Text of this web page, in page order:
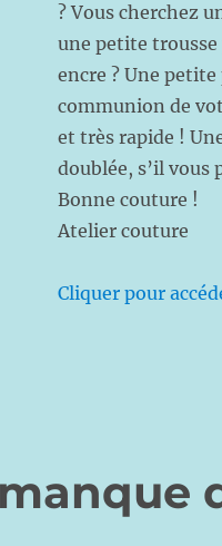
? Vous cherchez
une petite
encre ? Une
communion de
et très rapide !
doublée, s’il vous
Bonne couture !
Atelier couture
Cliquer pour